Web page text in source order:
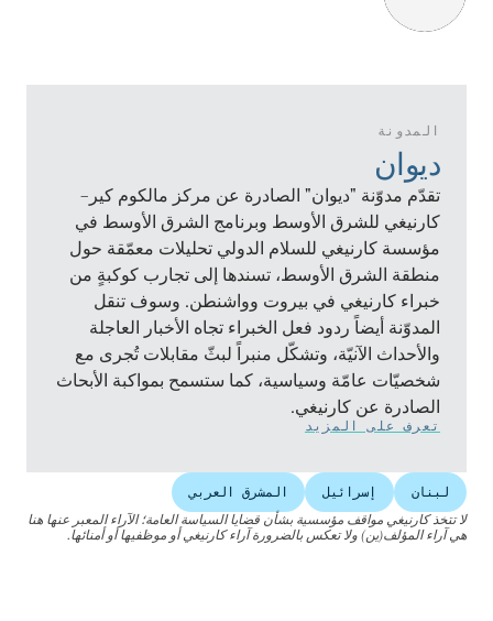
المدونة
ديوان
تقدّم مدوّنة "ديوان" الصادرة عن مركز مالكوم كير–
كارنيغي للشرق الأوسط وبرنامج الشرق الأوسط في
مؤسسة كارنيغي للسلام الدولي تحليلات معمّقة حول
منطقة الشرق الأوسط، تسندها إلى تجارب كوكبةٍ من
خبراء كارنيغي في بيروت وواشنطن. وسوف تنقل
المدوّنة أيضاً ردود فعل الخبراء تجاه الأخبار العاجلة
والأحداث الآنيّة، وتشكّل منبراً لبثّ مقابلات تُجرى مع
شخصيّات عامّة وسياسية، كما ستسمح بمواكبة الأبحاث
الصادرة عن كارنيغي.
تعرف على المزيد
لبنان إسرائيل
المشرق العربي
لا تتخذ كارنيغي مواقف مؤسسية بشأن قضايا السياسة العامة؛ الآراء المعبر عنها هنا
هي آراء المؤلف(ين) ولا تعكس بالضرورة آراء كارنيغي أو موظفيها أو أمنائها.